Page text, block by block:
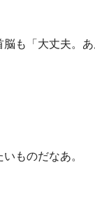
も「大丈夫。
ものだなあ。